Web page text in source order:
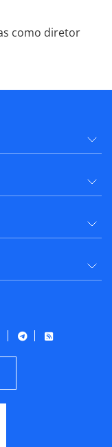
como diretor